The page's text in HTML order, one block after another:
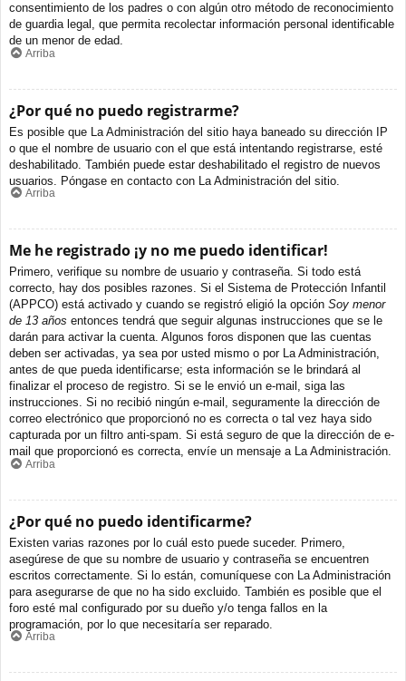
consentimiento de los padres o con algún otro método de reconocimiento
de guardia legal, que permita recolectar información personal identificable
de un menor de edad.
Arriba
¿Por qué no puedo registrarme?
Es posible que La Administración del sitio haya baneado su dirección IP
o que el nombre de usuario con el que está intentando registrarse, esté
deshabilitado. También puede estar deshabilitado el registro de nuevos
usuarios. Póngase en contacto con La Administración del sitio.
Arriba
Me he registrado ¡y no me puedo identificar!
Primero, verifique su nombre de usuario y contraseña. Si todo está
correcto, hay dos posibles razones. Si el Sistema de Protección Infantil
(APPCO) está activado y cuando se registró eligió la opción Soy menor
de 13 años entonces tendrá que seguir algunas instrucciones que se le
darán para activar la cuenta. Algunos foros disponen que las cuentas
deben ser activadas, ya sea por usted mismo o por La Administración,
antes de que pueda identificarse; esta información se le brindará al
finalizar el proceso de registro. Si se le envió un e-mail, siga las
instrucciones. Si no recibió ningún e-mail, seguramente la dirección de
correo electrónico que proporcionó no es correcta o tal vez haya sido
capturada por un filtro anti-spam. Si está seguro de que la dirección de e-
mail que proporcionó es correcta, envíe un mensaje a La Administración.
Arriba
¿Por qué no puedo identificarme?
Existen varias razones por lo cuál esto puede suceder. Primero,
asegúrese de que su nombre de usuario y contraseña se encuentren
escritos correctamente. Si lo están, comuníquese con La Administración
para asegurarse de que no ha sido excluido. También es posible que el
foro esté mal configurado por su dueño y/o tenga fallos en la
programación, por lo que necesitaría ser reparado.
Arriba